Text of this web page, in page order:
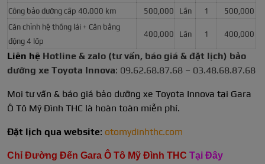
Công bảo dưỡng cấp 40.000 km 500,000 Lần 1
500,000
Căn chỉnh hệ thống lái + Cân bằng
động 4 lốp
400,000 Lần 1 400,000
Liên hệ Hotline & zalo (tư vấn, báo giá & đặt lịch) bảo
dưỡng xe Toyota Innova: 09.62.68.87.68 – 03.48.68.87.68
Mọi tư vấn & báo giá bảo dưỡng xe Toyota Innova tại Gara
Ô Tô Mỹ Đình THC là hoàn toàn miễn phí.
Đặt lịch qua website: otomydinhthc.com
Chỉ Đường Đến Gara Ô Tô Mỹ Đình THC Tại Đây